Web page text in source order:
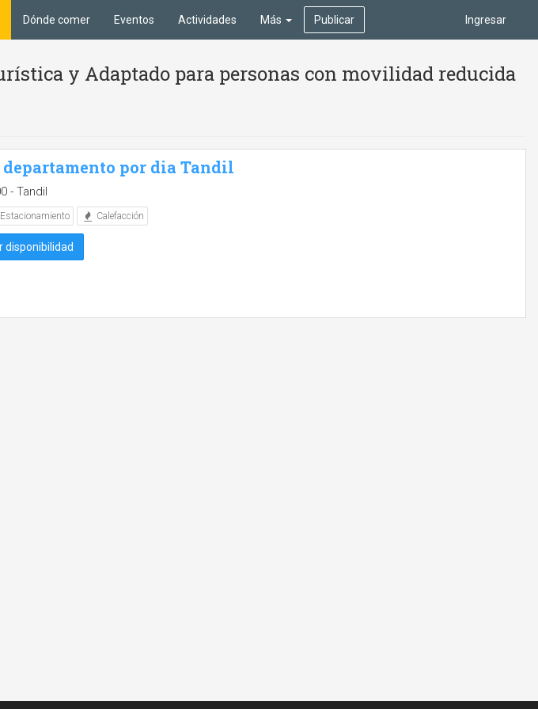
Ingresar
Dónde comer Eventos Actividades Más Publicar
y Adaptado para personas con movilidad reducida
por dia Tandil
- Tandil
Estacionamiento Calefacción
disponibilidad